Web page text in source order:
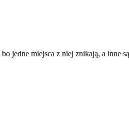
jedne miejsca z niej znikają, a inne